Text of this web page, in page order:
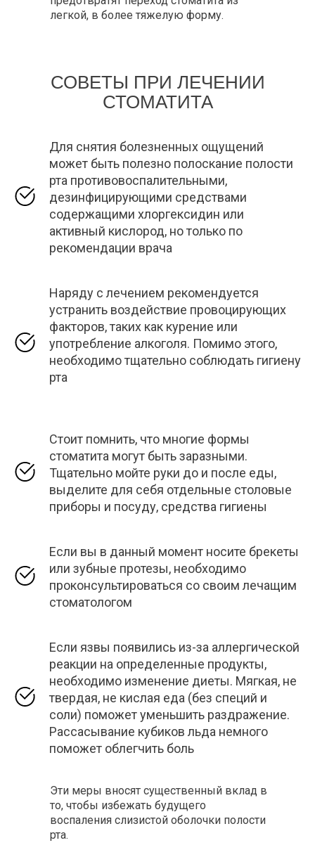
легкой, в более тяжелую форму.
СОВЕТЫ ПРИ ЛЕЧЕНИИ
СТОМАТИТА
Для снятия болезненных ощущений
может быть полезно полоскание полости
рта противовоспалительными,
дезинфицирующими средствами
содержащими хлоргексидин или
активный кислород, но только по
рекомендации врача
Наряду с лечением рекомендуется
устранить воздействие провоцирующих
факторов, таких как курение или
употребление алкоголя. Помимо этого,
необходимо тщательно соблюдать гигиену
рта
Стоит помнить, что многие формы
стоматита могут быть заразными.
Тщательно мойте руки до и после еды,
выделите для себя отдельные столовые
приборы и посуду, средства гигиены
Если вы в данный момент носите брекеты
или зубные протезы, необходимо
проконсультироваться со своим лечащим
стоматологом
Если язвы появились из-за аллергической
реакции на определенные продукты,
необходимо изменение диеты. Мягкая, не
твердая, не кислая еда (без специй и
соли) поможет уменьшить раздражение.
Рассасывание кубиков льда немного
поможет облегчить боль
Эти меры вносят существенный вклад в
то, чтобы избежать будущего
воспаления слизистой оболочки полости
рта.